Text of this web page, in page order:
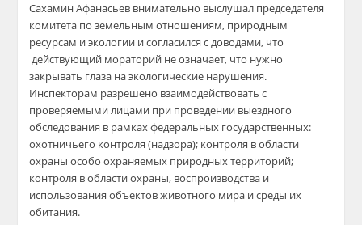
Сахамин Афанасьев внимательно выслушал председателя
комитета по земельным отношениям, природным
ресурсам и экологии и согласился с доводами, что
действующий мораторий не означает, что нужно
закрывать глаза на экологические нарушения.
Инспекторам разрешено взаимодействовать с
проверяемыми лицами при проведении выездного
обследования в рамках федеральных государственных:
охотничьего контроля (надзора); контроля в области
охраны особо охраняемых природных территорий;
контроля в области охраны, воспроизводства и
использования объектов животного мира и среды их
обитания.